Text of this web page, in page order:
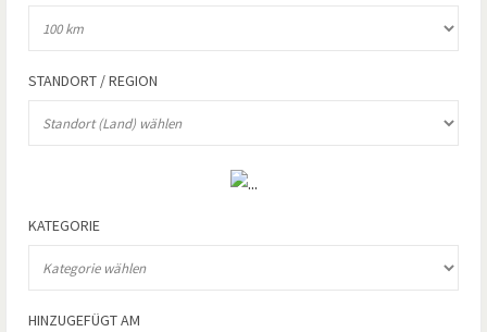
STANDORT / REGION
KATEGORIE
HINZUGEFÜGT AM